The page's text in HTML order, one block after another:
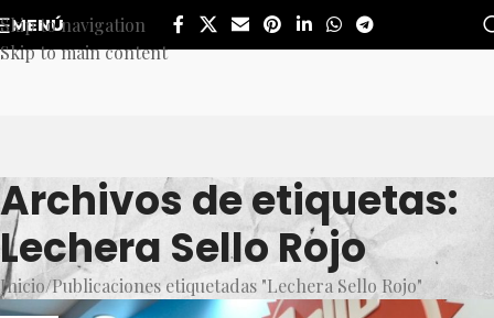
Skip to navigation
Skip to main content
MENÚ
Archivos de etiquetas:
Lechera Sello Rojo
Inicio Publicaciones etiquetadas "Lechera Sello Rojo"